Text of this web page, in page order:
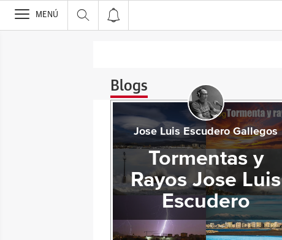
>
MENÚ
Blogs
Jose Luis Escudero Gallegos
Tormentas y
Rayos Jose Luis
Escudero